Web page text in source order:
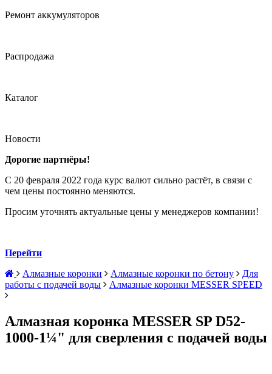
Ремонт аккумуляторов
Распродажа
Каталог
Новости
Дорогие партнёры!
С 20 февраля 2022 года курс валют сильно растёт, в связи с
чем цены постоянно меняются.
Просим уточнять актуальные цены у менеджеров компании!
Перейти
Алмазные коронки
Алмазные коронки по бетону
Для
работы с подачей воды
Алмазные коронки MESSER SPEED
Алмазная коронка MESSER SP D52-
1000-1¼" для сверления с подачей воды